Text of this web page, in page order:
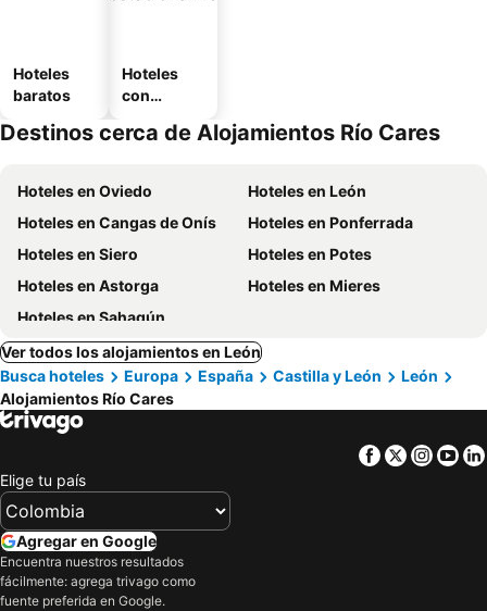
Hoteles
baratos
Hoteles
con
miento
Destinos cerca de Alojamientos Río Cares
Hoteles en Oviedo
Hoteles en León
Hoteles en Cangas de Onís
Hoteles en Ponferrada
Hoteles en Siero
Hoteles en Potes
Hoteles en Astorga
Hoteles en Mieres
Hoteles en Sahagún
Ver todos los alojamientos en León
Busca hoteles
Europa España Castilla y León
León
Alojamientos Río Cares
Facebook
Twitter
Elige tu país
Agregar en Google
Encuentra nuestros resultados
fácilmente: agrega trivago como
fuente preferida en Google.